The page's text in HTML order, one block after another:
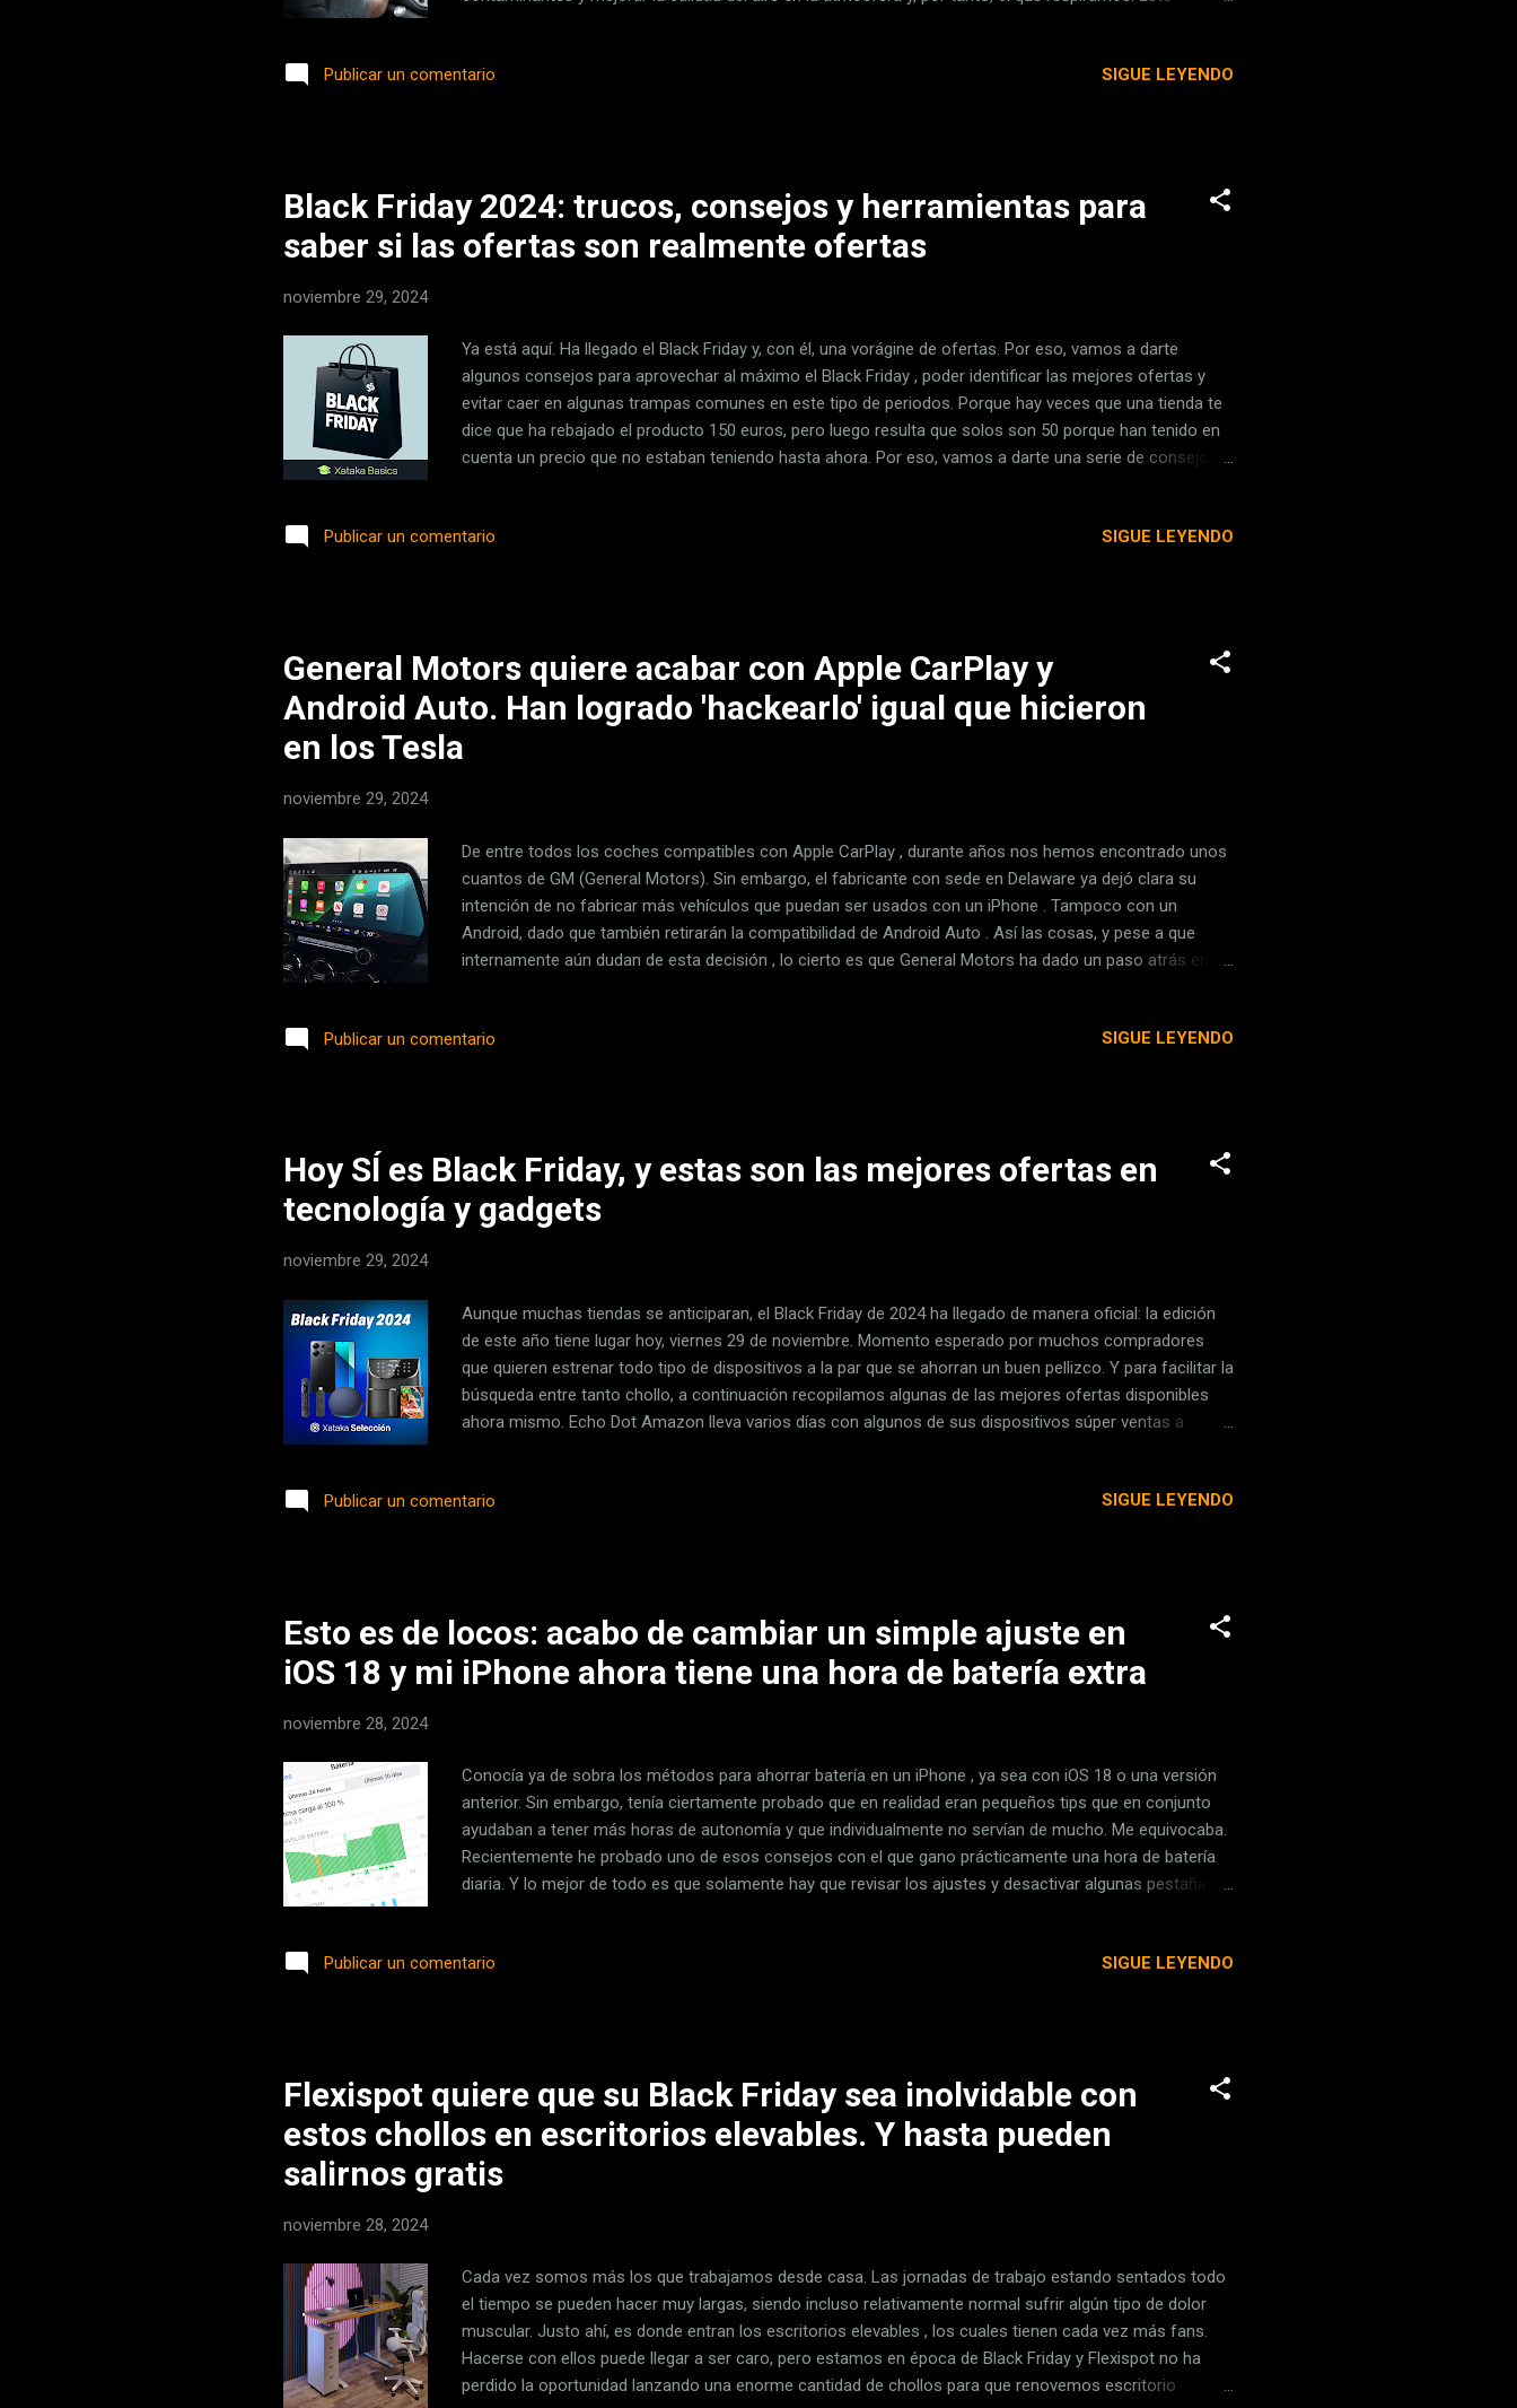
Chalco Chicoloapan Chimalhuacán Ecatepec de Morelos Huixquilucan Ixtapaluca La Paz Naucalpan de
Publicar un comentario SIGUE LEYENDO
Black Friday 2024: trucos, consejos y herramientas para
saber si las ofertas son realmente ofertas
noviembre 29, 2024
Ya está aquí. Ha llegado el Black Friday y, con él, una vorágine de ofertas. Por eso, vamos a darte
algunos consejos para aprovechar al máximo el Black Friday , poder identificar las mejores ofertas y
evitar caer en algunas trampas comunes en este tipo de periodos. Porque hay veces que una tienda te
dice que ha rebajado el producto 150 euros, pero luego resulta que solos son 50 porque han tenido en
cuenta un precio que no estaban teniendo hasta ahora. Por eso, vamos a darte una serie de consejos
que no te pierdas las mejores ofertas del viernes y el fin de semana , ya que cubrirán todas las ofertas
Publicar un comentario SIGUE LEYENDO
General Motors quiere acabar con Apple CarPlay y
Android Auto. Han logrado 'hackearlo' igual que hicieron
en los Tesla
noviembre 29, 2024
De entre todos los coches compatibles con Apple CarPlay , durante años nos hemos encontrado unos
cuantos de GM (General Motors). Sin embargo, el fabricante con sede en Delaware ya dejó clara su
intención de no fabricar más vehículos que puedan ser usados con un iPhone . Tampoco con un
Android, dado que también retirarán la compatibilidad de Android Auto . Así las cosas, y pese a que
internamente aún dudan de esta decisión , lo cierto es que General Motors ha dado un paso atrás en
GM no quiere CarPlay, pero los GM tendrán CarPlay A la par que los sistemas de Apple y Google
Publicar un comentario SIGUE LEYENDO
Hoy SÍ es Black Friday, y estas son las mejores ofertas en
tecnología y gadgets
noviembre 29, 2024
Aunque muchas tiendas se anticiparan, el Black Friday de 2024 ha llegado de manera oficial: la edición
de este año tiene lugar hoy, viernes 29 de noviembre. Momento esperado por muchos compradores
que quieren estrenar todo tipo de dispositivos a la par que se ahorran un buen pellizco. Y para facilitar la
búsqueda entre tanto chollo, a continuación recopilamos algunas de las mejores ofertas disponibles
ahora mismo. Echo Dot Amazon lleva varios días con algunos de sus dispositivos súper ventas a
Alexa más baratos e interesantes. Se trata de la quinta generación de esta conocido modelo , el de
Publicar un comentario SIGUE LEYENDO
Esto es de locos: acabo de cambiar un simple ajuste en
iOS 18 y mi iPhone ahora tiene una hora de batería extra
noviembre 28, 2024
Conocía ya de sobra los métodos para ahorrar batería en un iPhone , ya sea con iOS 18 o una versión
anterior. Sin embargo, tenía ciertamente probado que en realidad eran pequeños tips que en conjunto
ayudaban a tener más horas de autonomía y que individualmente no servían de mucho. Me equivocaba.
Recientemente he probado uno de esos consejos con el que gano prácticamente una hora de batería
diaria. Y lo mejor de todo es que solamente hay que revisar los ajustes y desactivar algunas pestañas.
acceden a mi ubicación lo hacen porque es estrictamente necesario. Véanse como ejemplo apps de
Publicar un comentario SIGUE LEYENDO
Flexispot quiere que su Black Friday sea inolvidable con
estos chollos en escritorios elevables. Y hasta pueden
salirnos gratis
noviembre 28, 2024
Cada vez somos más los que trabajamos desde casa. Las jornadas de trabajo estando sentados todo
el tiempo se pueden hacer muy largas, siendo incluso relativamente normal sufrir algún tipo de dolor
muscular. Justo ahí, es donde entran los escritorios elevables , los cuales tienen cada vez más fans.
Hacerse con ellos puede llegar a ser caro, pero estamos en época de Black Friday y Flexispot no ha
perdido la oportunidad lanzando una enorme cantidad de chollos para que renovemos escritorio